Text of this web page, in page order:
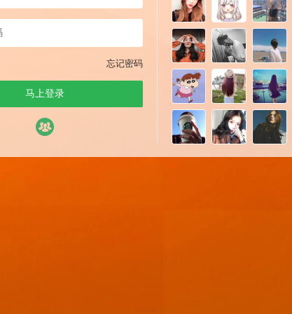
忘记密码
马上登录